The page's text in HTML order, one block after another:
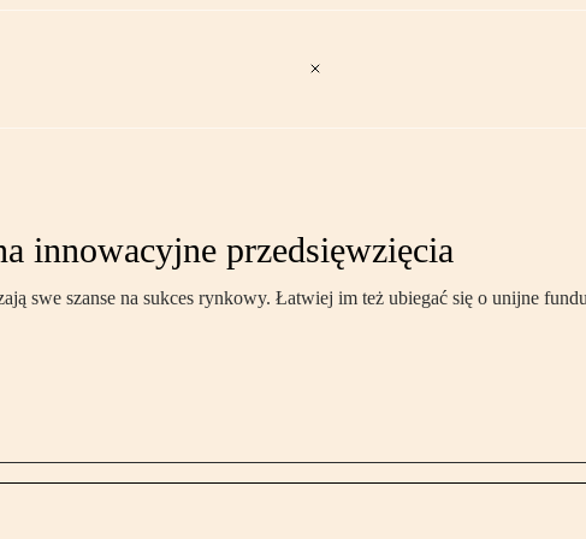
innowacyjne przedsięwzięcia
swe szanse na sukces rynkowy. Łatwiej im też ubiegać się o unijne